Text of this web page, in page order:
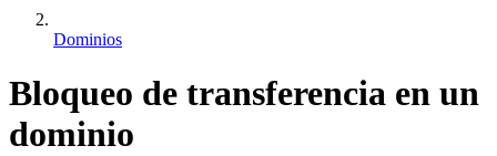
Dominios
Bloqueo de transferencia en un
dominio